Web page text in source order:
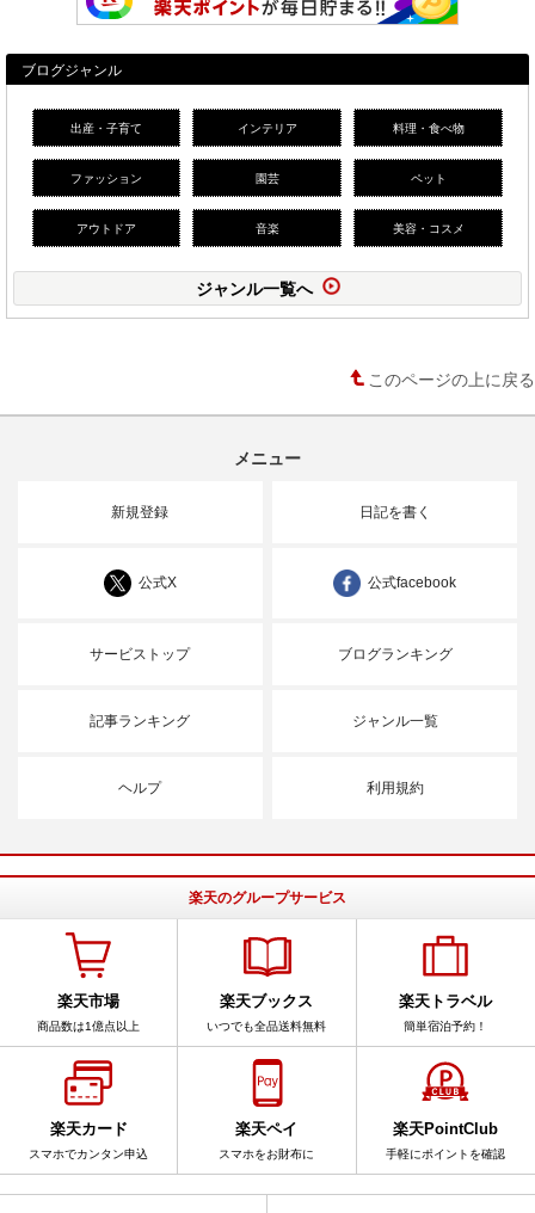
ブログジャンル
出産・子育て インテリア 料理・食べ物
ファッション 園芸 ペット
アウトドア 音楽 美容・コスメ
ジャンル一覧へ
このページの上に戻る
メニュー
新規登録 日記を書く
公式X 公式facebook
サービストップ ブログランキング
記事ランキング ジャンル一覧
ヘルプ 利用規約
楽天のグループサービス
楽天市場
商品数は1億点以上
楽天ブックス
いつでも全品送料無料
楽天トラベル
簡単宿泊予約！
楽天カード
スマホでカンタン申込
楽天ペイ
スマホをお財布に
楽天PointClub
手軽にポイントを確認